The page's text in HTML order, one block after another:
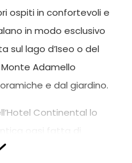
ospiti in confortevoli e
in modo esclusivo
sul lago d’Iseo o del
Adamello
e dal giardino.
Continental lo
cucina e grandi